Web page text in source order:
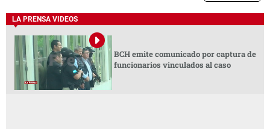
LA PRENSA VIDEOS
BCH emite comunicado por captura de
funcionarios vinculados al caso